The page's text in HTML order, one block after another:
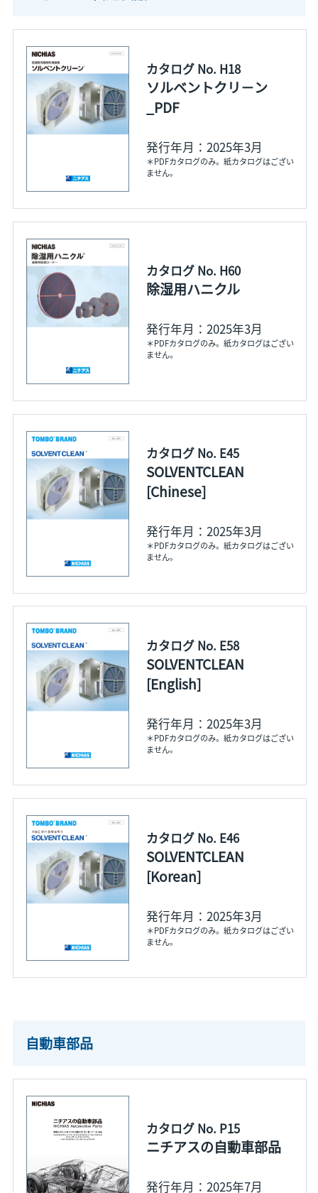
カタログ No. H18
ソルベントクリ－ン
_PDF
発行年月：2025年3月
＊PDFカタログのみ。紙カタログはござい
ません。
カタログ No. H60
除湿用ハニクル
発行年月：2025年3月
＊PDFカタログのみ。紙カタログはござい
ません。
カタログ No. E45
SOLVENTCLEAN
[Chinese]
発行年月：2025年3月
＊PDFカタログのみ。紙カタログはござい
ません。
カタログ No. E58
SOLVENTCLEAN
[English]
発行年月：2025年3月
＊PDFカタログのみ。紙カタログはござい
ません。
カタログ No. E46
SOLVENTCLEAN
[Korean]
発行年月：2025年3月
＊PDFカタログのみ。紙カタログはござい
ません。
自動車部品
カタログ No. P15
ニチアスの自動車部品
発行年月：2025年7月